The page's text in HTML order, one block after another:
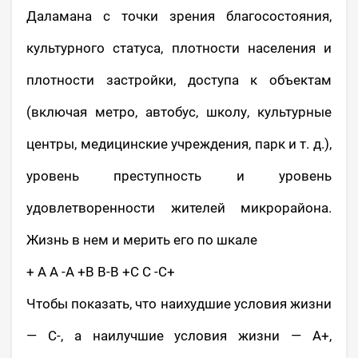
Даламана с точки зрения благосостояния,
культурного статуса, плотности населения и
плотности застройки, доступа к объектам
(включая метро, автобус, школу, культурные
центры, медицинские учреждения, парк и т. д.),
уровень преступность и уровень
удовлетворенности жителей микрорайона.
Жизнь в нем и мерить его по шкале
+ А А -А +В В-В +С С -С+
Чтобы показать, что наихудшие условия жизни
— С-, а наилучшие условия жизни — A+,